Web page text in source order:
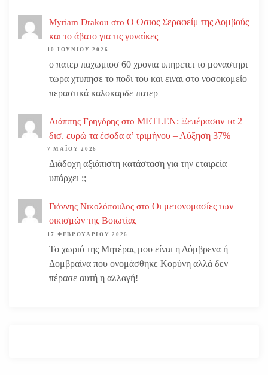
Myriam Drakou στο Ο Οσιος Σεραφείμ της Δομβούς
και το άβατο για τις γυναίκες
10 ΙΟΥΝΊΟΥ 2026
ο πατερ παχωμιοσ 60 χρονια υπηρετει το μοναστηρι
τωρα χτυπησε το ποδι του και ειναι στο νοσοκομείο
περαστικά καλοκαρδε πατερ
Λιάππης Γρηγόρης στο METLEN: Ξεπέρασαν τα 2
δισ. ευρώ τα έσοδα α’ τριμήνου – Αύξηση 37%
7 ΜΑΪ́ΟΥ 2026
Διάδοχη αξιόπιστη κατάσταση για την εταιρεία
υπάρχει ;;
Γιάννης Νικολόπουλος στο Οι μετονομασίες των
οικισμών της Βοιωτίας
17 ΦΕΒΡΟΥΑΡΊΟΥ 2026
Το χωριό της Μητέρας μου είναι η Δόμβρενα ή
Δομβραίνα που ονομάσθηκε Κορύνη αλλά δεν
πέρασε αυτή η αλλαγή!